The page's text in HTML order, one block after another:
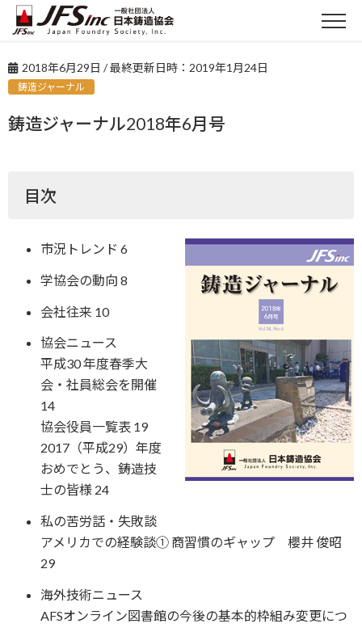
2018年6月29日 / 最終更新日時： 2019年1月24日
鋳造ジャーナル
鋳造ジャーナル2018年6月号
目次
市況トレンド 6
学協会の動向 8
会社往来 10
協会ニュース
平成30 年度春季大
会・社員総会を開催
14
協会役員一覧表 19
2017（平成29）年度
おめでとう、鋳造技
士の皆様 24
私の苦労話・失敗談
アメリカでの経験談① 商習慣のギャップ 櫻井 俊昭
29
海外技術ニュース
AFSオンライン図書館の今後の基本的枠組み変更につ